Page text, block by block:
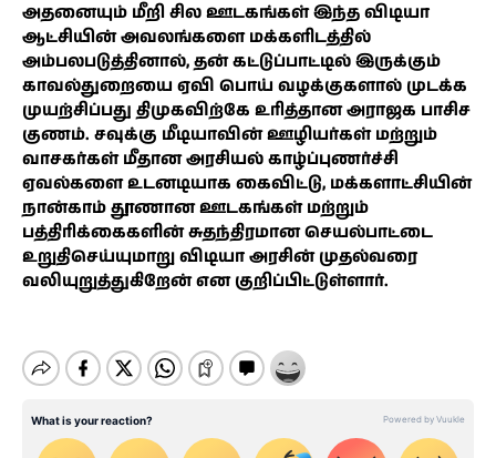
அதனையும் மீறி சில ஊடகங்கள் இந்த விடியா
ஆட்சியின் அவலங்களை மக்களிடத்தில்
அம்பலபடுத்தினால், தன் கட்டுப்பாட்டில் இருக்கும்
காவல்துறையை ஏவி பொய் வழக்குகளால் முடக்க
முயற்சிப்பது திமுகவிற்கே உரித்தான அராஜக பாசிச
குணம். சவுக்கு மீடியாவின் ஊழியர்கள் மற்றும்
வாசகர்கள் மீதான அரசியல் காழ்ப்புணர்ச்சி
ஏவல்களை உடனடியாக கைவிட்டு, மக்களாட்சியின்
நான்காம் தூணான ஊடகங்கள் மற்றும்
பத்திரிக்கைகளின் சுதந்திரமான செயல்பாட்டை
உறுதிசெய்யுமாறு விடியா அரசின் முதல்வரை
வலியுறுத்துகிறேன் என குறிப்பிட்டுள்ளார்.